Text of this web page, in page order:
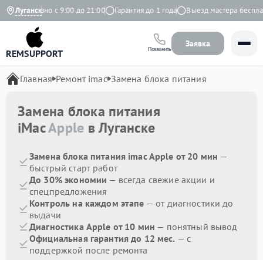
Луганск
Ежедневно с 9:00 до 21:00 Гарантия до 1 года Выезд мастера
REMSUPPORT Позвонить
Заявка
Главная Ремонт imac Замена блока питания
Замена блока питания
iMacApple в Луганске
Замена блока питания imac Apple от 20 мин —
быстрый старт работ
До 30% экономии — всегда свежие акции и
спецпредложения
Контроль на каждом этапе — от диагностики до
выдачи
Диагностика Apple от 10 мин — понятный вывод
Официальная гарантия до 12 мес. — с
поддержкой после ремонта